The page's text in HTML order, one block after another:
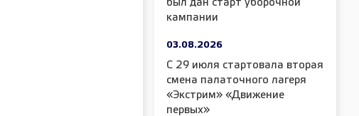
был дан старт уборочной
кампании
03.08.2026
С 29 июля стартовала вторая
смена палаточного лагеря
«Экстрим» «Движение
первых»